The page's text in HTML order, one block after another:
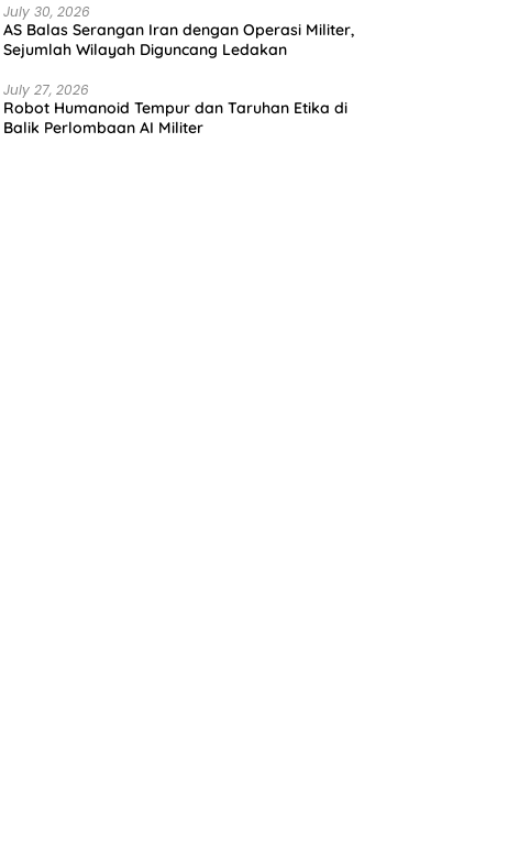
July 30, 2026
AS Balas Serangan Iran dengan Operasi Militer,
Sejumlah Wilayah Diguncang Ledakan
July 27, 2026
Robot Humanoid Tempur dan Taruhan Etika di
Balik Perlombaan AI Militer